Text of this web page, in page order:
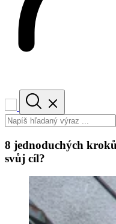
8 jednoduchých
svůj cíl?